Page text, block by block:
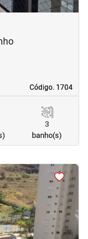
Código. 1704
Código. 1704
3
banho(s)